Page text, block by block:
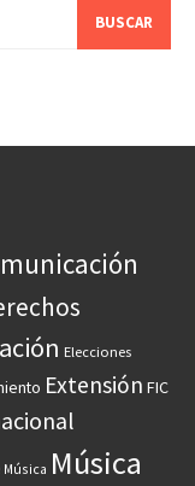
Elecciones
Extensión FIC
Música